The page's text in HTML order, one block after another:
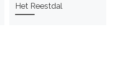
Het Reestdal